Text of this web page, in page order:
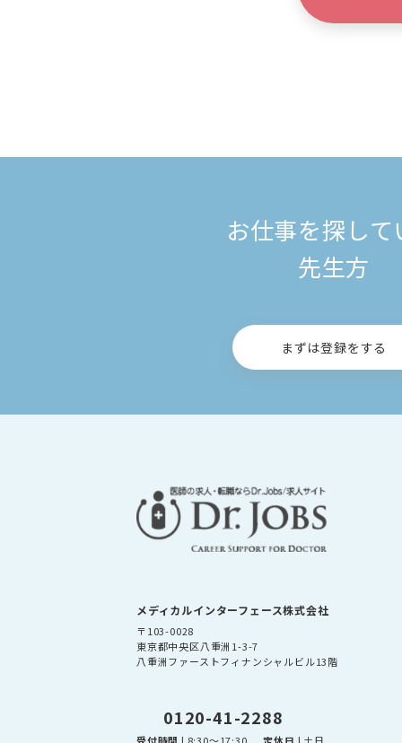
お仕事を探して
先生方
まずは登録をする
メディカルインターフェース株式会社
〒103-0028
東京都中央区八重洲1-3-7
八重洲ファーストフィナンシャルビル13階
0120-41-2288
受付時間 | 8:30～17:30 定休日 | 土日